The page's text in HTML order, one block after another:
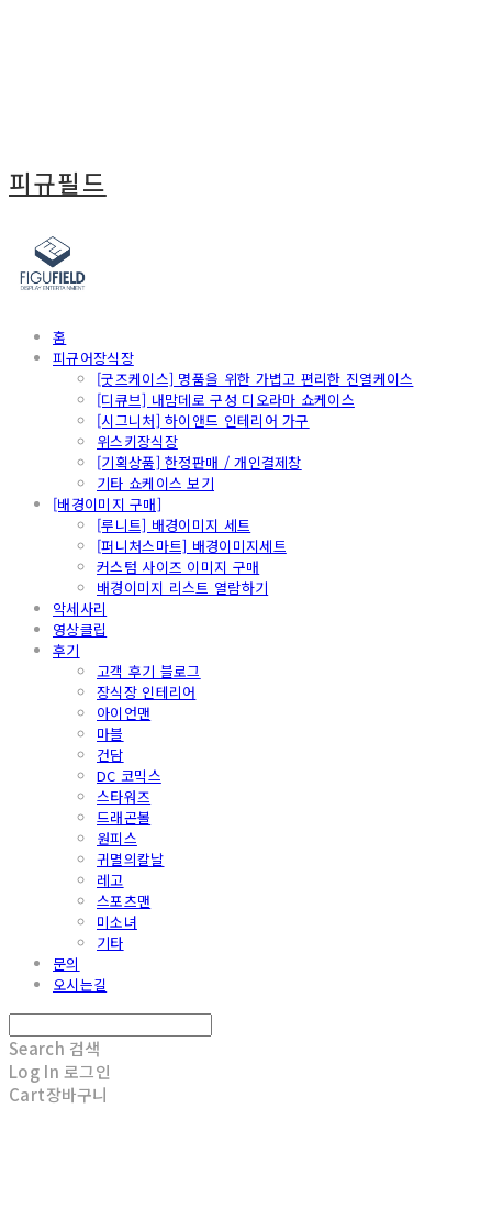
피규필드
홈
피규어장식장
[굿즈케이스] 명품을 위한 가볍고 편리한 진열케이스
[디큐브] 내맘데로 구성 디오라마 쇼케이스
[시그니처] 하이앤드 인테리어 가구
위스키장식장
[기획상품] 한정판매 / 개인결제창
기타 쇼케이스 보기
[배경이미지 구매]
[루니트] 배경이미지 세트
[퍼니처스마트] 배경이미지세트
커스텀 사이즈 이미지 구매
배경이미지 리스트 열람하기
악세사리
영상클립
후기
고객 후기 블로그
장식장 인테리어
아이언맨
마블
건담
DC 코믹스
스타워즈
드래곤볼
원피스
귀멸의칼날
레고
스포츠맨
미소녀
기타
문의
오시는길
Search 검색
Log In 로그인
Cart장바구니